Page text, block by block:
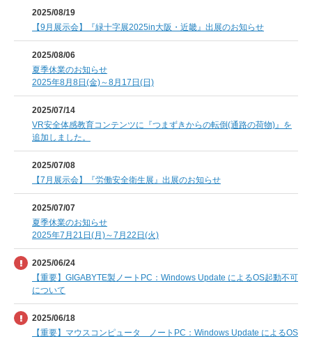
2025/08/19
【9月展示会】『緑十字展2025in大阪・近畿』出展のお知らせ
2025/08/06
夏季休業のお知らせ
2025年8月8日(金)～8月17日(日)
2025/07/14
VR安全体感教育コンテンツに『つまずきからの転倒(通路の荷物)』を
追加しました。
2025/07/08
【7月展示会】『労働安全衛生展』出展のお知らせ
2025/07/07
夏季休業のお知らせ
2025年7月21日(月)～7月22日(火)
2025/06/24
【重要】GIGABYTE製ノートPC：Windows Update によるOS起動不可
について
2025/06/18
【重要】マウスコンピュータ ノートPC：Windows Update によるOS